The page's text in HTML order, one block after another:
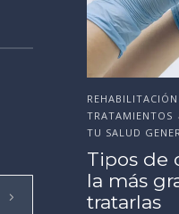
ESTÉTICA
TRATAMIENTOS •
TU SALUD
Cómo
de la